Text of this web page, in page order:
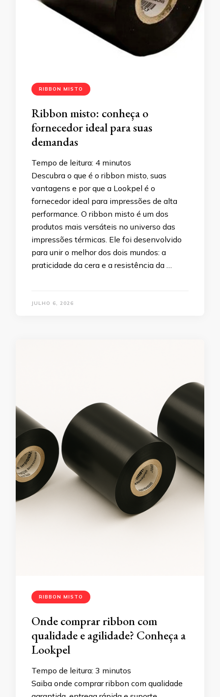
RIBBON MISTO
Ribbon misto: conheça o
fornecedor ideal para suas
demandas
Tempo de leitura: 4 minutos
Descubra o que é o ribbon misto, suas
vantagens e por que a Lookpel é o
fornecedor ideal para impressões de alta
performance. O ribbon misto é um dos
produtos mais versáteis no universo das
impressões térmicas. Ele foi desenvolvido
para unir o melhor dos dois mundos: a
praticidade da cera e a resistência da …
JULHO 6, 2026
RIBBON MISTO
Onde comprar ribbon com
qualidade e agilidade? Conheça a
Lookpel
Tempo de leitura: 3 minutos
Saiba onde comprar ribbon com qualidade